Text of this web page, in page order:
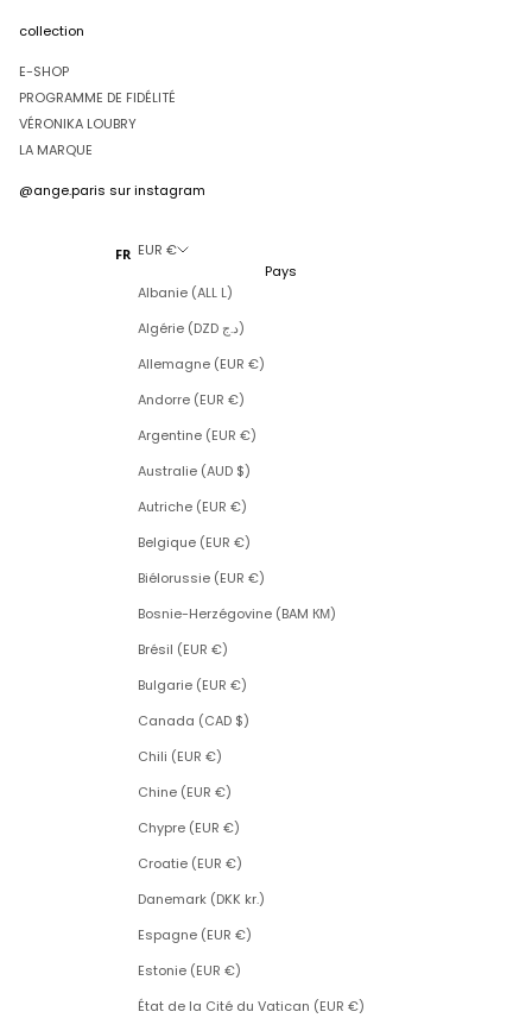
collection
E-SHOP
PROGRAMME DE FIDÉLITÉ
VÉRONIKA LOUBRY
LA MARQUE
@ange.paris sur instagram
FR EUR €
Pays
Albanie (ALL L)
Algérie (DZD د.ج)
Allemagne (EUR €)
Andorre (EUR €)
Argentine (EUR €)
Australie (AUD $)
Autriche (EUR €)
Belgique (EUR €)
Biélorussie (EUR €)
Bosnie-Herzégovine (BAM КМ)
Brésil (EUR €)
Bulgarie (EUR €)
Canada (CAD $)
Chili (EUR €)
Chine (EUR €)
Chypre (EUR €)
Croatie (EUR €)
Danemark (DKK kr.)
Espagne (EUR €)
Estonie (EUR €)
État de la Cité du Vatican (EUR €)